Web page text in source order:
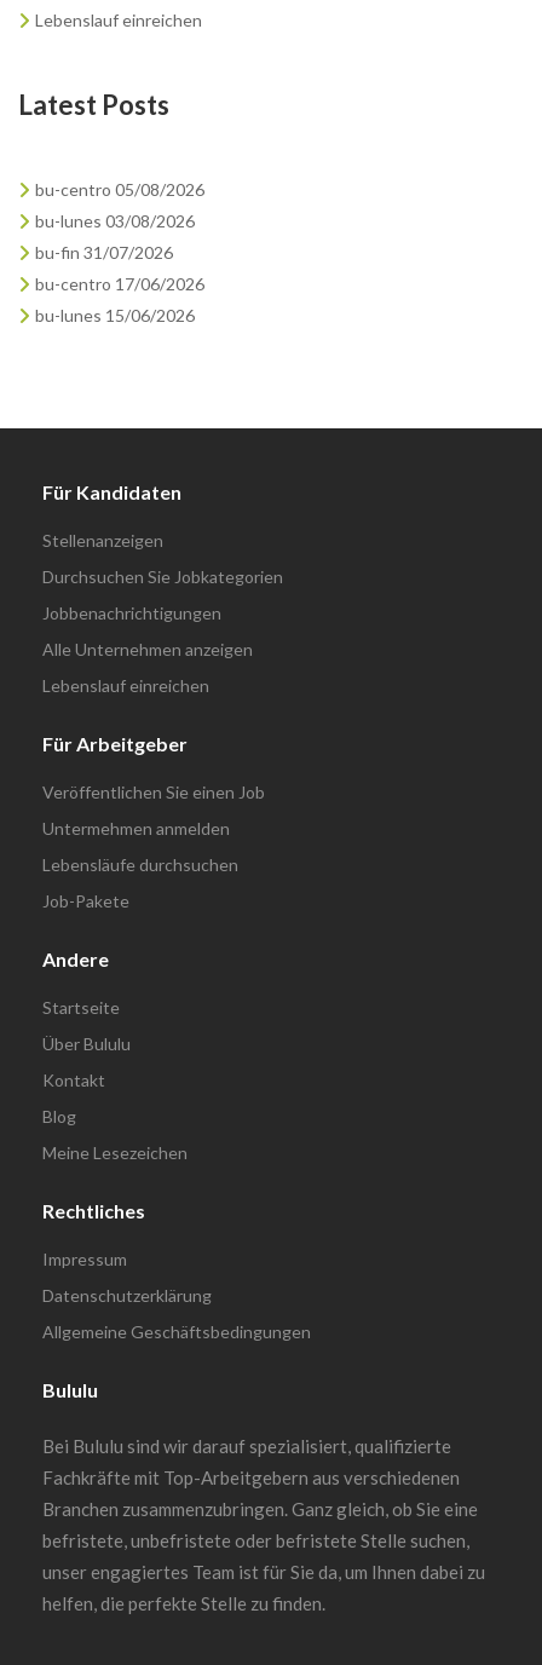
Lebenslauf einreichen
Latest Posts
bu-centro 05/08/2026
bu-lunes 03/08/2026
bu-fin 31/07/2026
bu-centro 17/06/2026
bu-lunes 15/06/2026
Für Kandidaten
Stellenanzeigen
Durchsuchen Sie Jobkategorien
Jobbenachrichtigungen
Alle Unternehmen anzeigen
Lebenslauf einreichen
Für Arbeitgeber
Veröffentlichen Sie einen Job
Untermehmen anmelden
Lebensläufe durchsuchen
Job-Pakete
Andere
Startseite
Über Bululu
Kontakt
Blog
Meine Lesezeichen
Rechtliches
Impressum
Datenschutzerklärung
Allgemeine Geschäftsbedingungen
Bululu
Bei Bululu sind wir darauf spezialisiert, qualifizierte
Fachkräfte mit Top-Arbeitgebern aus verschiedenen
Branchen zusammenzubringen. Ganz gleich, ob Sie eine
befristete, unbefristete oder befristete Stelle suchen,
unser engagiertes Team ist für Sie da, um Ihnen dabei zu
helfen, die perfekte Stelle zu finden.